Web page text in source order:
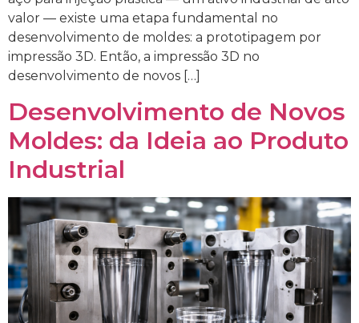
valor — existe uma etapa fundamental no
desenvolvimento de moldes: a prototipagem por
impressão 3D. Então, a impressão 3D no
desenvolvimento de novos […]
Desenvolvimento de Novos
Moldes: da Ideia ao Produto
Industrial